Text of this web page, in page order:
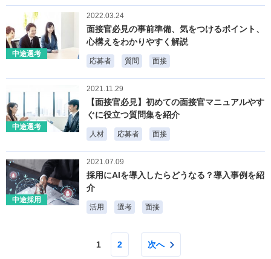
中途選考
2022.03.24
面接官必見の事前準備、気をつけるポイント、
心構えをわかりやすく解説
応募者 質問 面接
中途選考
2021.11.29
【面接官必見】初めての面接官マニュアルやす
ぐに役立つ質問集を紹介
人材 応募者 面接
中途採用
2021.07.09
採用にAIを導入したらどうなる？導入事例を紹
介
活用 選考 面接
1 2 次へ